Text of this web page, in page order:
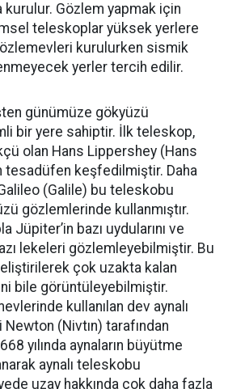
kurulur. Gözlem yapmak için
teleskoplar yüksek yerlere
kurulurken sismik
yerler tercih edilir.
günümüze gökyüzü
bir yere sahiptir. İlk teleskop,
olan Hans Lippershey (Hans
tesadüfen keşfedilmiştir. Daha
(Galile) bu teleskobu
gözlemlerinde kullanmıştır.
Jüpiter’in bazı uydularını ve
lekeleri gözlemleyebilmiştir. Bu
çok uzakta kalan
bile görüntüleyebilmiştir.
kullanılan dev aynalı
(Nivtın) tarafından
yılında aynaların büyütme
aynalı teleskobu
uzay hakkında çok daha fazla